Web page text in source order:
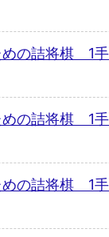
めの詰将棋 1
めの詰将棋 1
めの詰将棋 1